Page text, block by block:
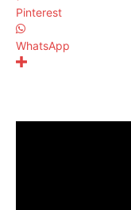
Pinterest
WhatsApp